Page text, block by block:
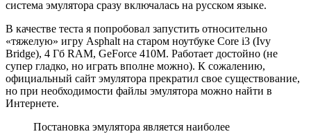
система эмулятора сразу включалась на русском языке.
В качестве теста я попробовал запустить относительно
«тяжелую» игру Asphalt на старом ноутбуке Core i3 (Ivy
Bridge), 4 Гб RAM, GeForce 410M. Работает достойно (не
супер гладко, но играть вполне можно). К сожалению,
официальный сайт эмулятора прекратил свое существование,
но при необходимости файлы эмулятора можно найти в
Интернете.
Постановка эмулятора является наиболее